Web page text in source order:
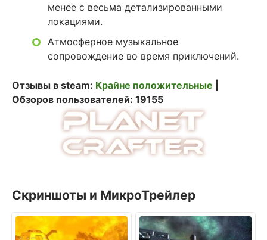
менее с весьма детализированными
локациями.
Атмосферное музыкальное
сопровождение во время приключений.
Отзывы в steam: Крайне положительные
Обзоров пользователей: 19155
Скриншоты и МикроТрейлер